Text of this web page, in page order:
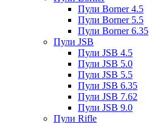
Пули Borner 4.5
Пули Borner 5.5
Пули Borner 6.35
Пули JSB
Пули JSB 4.5
Пули JSB 5.0
Пули JSB 5.5
Пули JSB 6.35
Пули JSB 7.62
Пули JSB 9.0
Пули Rifle